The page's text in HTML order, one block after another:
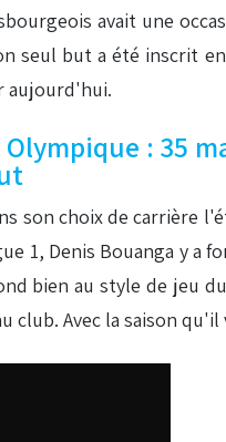
avait une
seul but a été inscrit
aujourd'hui.
: 35
son choix de carrière
1, Denis Bouanga y
bien au style de jeu
club. Avec la saison